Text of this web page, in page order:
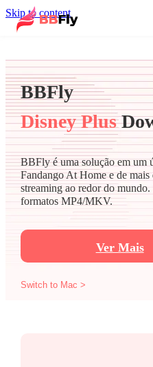
Skip to content
BBFly
Disney Plus
BBFly é uma solução em um
Fandango At Home e de
streaming ao redor do
formatos MP4/MKV.
Ver Mais
Switch to Mac >